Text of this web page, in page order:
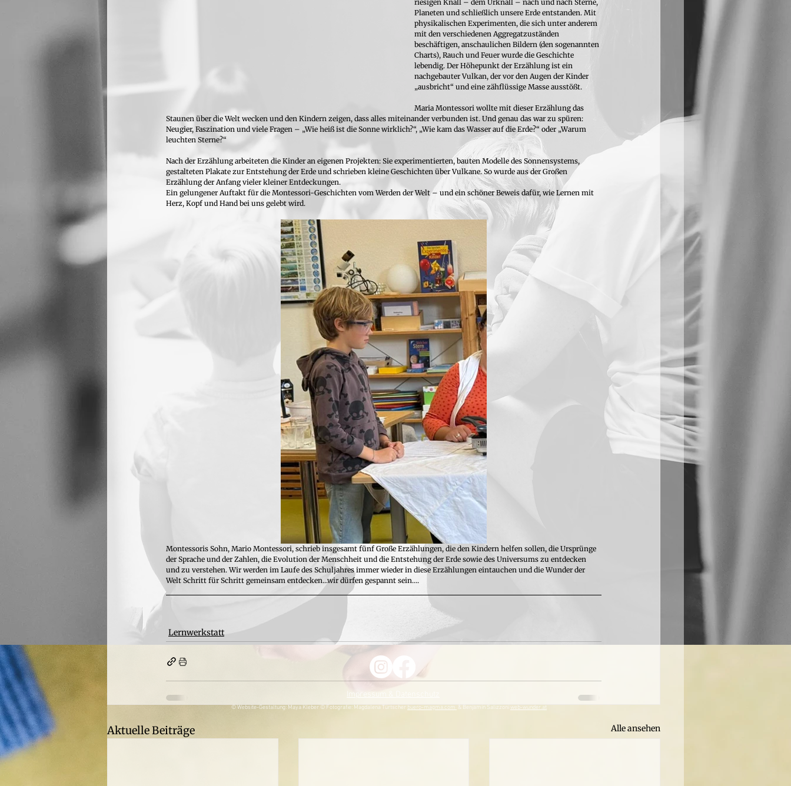
riesigen Knall – dem Urknall – nach und nach Sterne,
Planeten und schließlich unsere Erde entstanden. Mit
physikalischen Experimenten, die sich unter anderem
mit den verschiedenen Aggregatzuständen
beschäftigen, anschaulichen Bildern (den sogenannten
Charts), Rauch und Feuer wurde die Geschichte
lebendig. Der Höhepunkt der Erzählung ist ein
nachgebauter Vulkan, der vor den Augen der Kinder
„ausbricht“ und eine zähflüssige Masse ausstößt.
Maria Montessori wollte mit dieser Erzählung das
Staunen über die Welt wecken und den Kindern zeigen, dass alles miteinander verbunden ist. Und genau das war zu spüren:
Neugier, Faszination und viele Fragen – „Wie heiß ist die Sonne wirklich?“, „Wie kam das Wasser auf die Erde?“ oder „Warum
leuchten Sterne?“
Nach der Erzählung arbeiteten die Kinder an eigenen Projekten: Sie experimentierten, bauten Modelle des Sonnensystems,
gestalteten Plakate zur Entstehung der Erde und schrieben kleine Geschichten über Vulkane. So wurde aus der Großen
Erzählung der Anfang vieler kleiner Entdeckungen.
Ein gelungener Auftakt für die Montessori-Geschichten vom Werden der Welt – und ein schöner Beweis dafür, wie Lernen mit
Herz, Kopf und Hand bei uns gelebt wird.
Montessoris Sohn, Mario Montessori, schrieb insgesamt fünf Große Erzählungen, die den Kindern helfen sollen, die Ursprünge
der Sprache und der Zahlen, die Evolution der Menschheit und die Entstehung der Erde sowie des Universums zu entdecken
und zu verstehen. Wir werden im Laufe des Schuljahres immer wieder in diese Erzählungen eintauchen und die Wunder der
Welt Schritt für Schritt gemeinsam entdecken...wir dürfen gespannt sein....
Lernwerkstatt
Aktuelle Beiträge Alle ansehen
Impressum & Datenschutz
© Website-Gestaltung: Maya Kleber © Fotografie: Magdalena Türtscher buero-magma.com & Benjamin Salizzoni web-wunder.at